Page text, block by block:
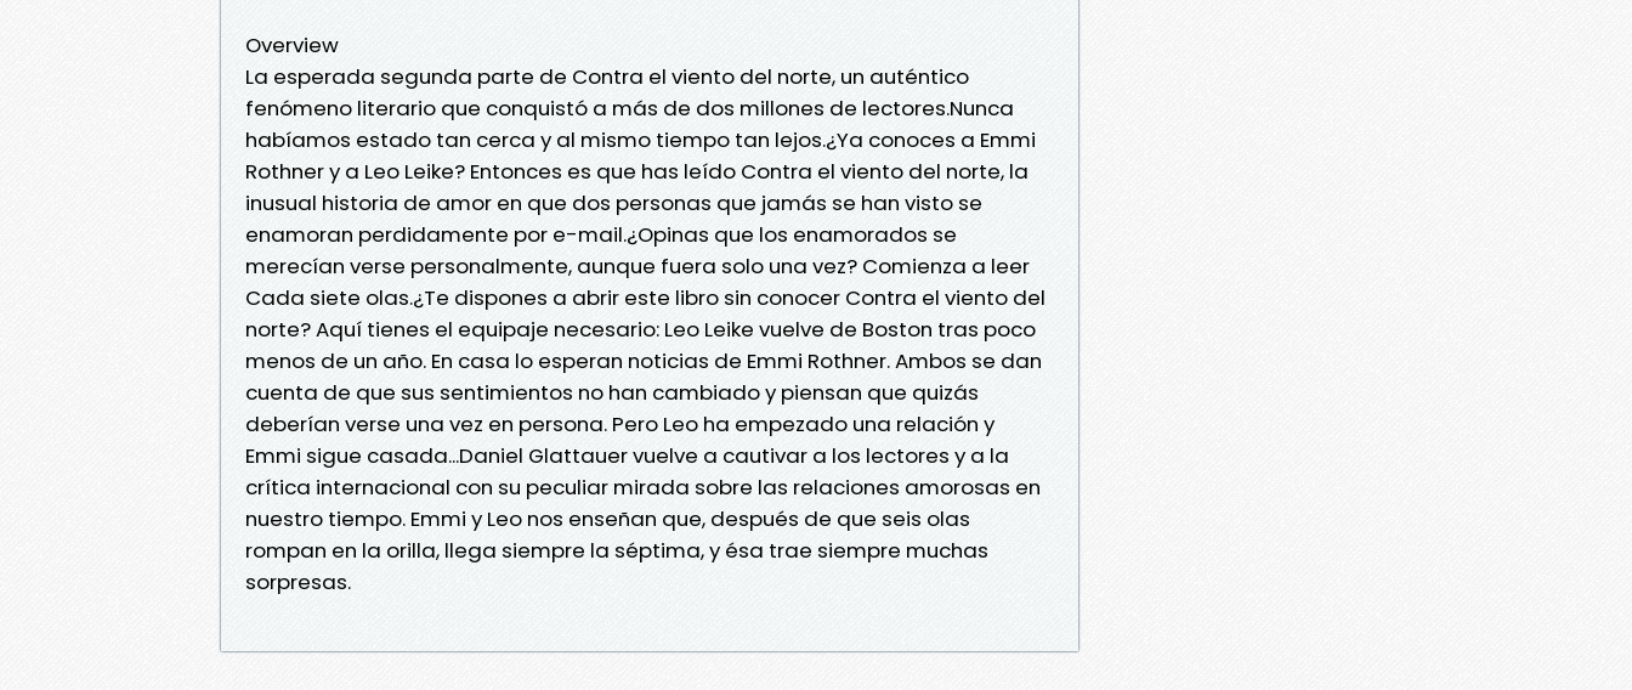
Overview
La esperada segunda parte de Contra el viento del norte, un auténtico
fenómeno literario que conquistó a más de dos millones de lectores.Nunca
habíamos estado tan cerca y al mismo tiempo tan lejos.¿Ya conoces a Emmi
Rothner y a Leo Leike? Entonces es que has leído Contra el viento del norte, la
inusual historia de amor en que dos personas que jamás se han visto se
enamoran perdidamente por e-mail.¿Opinas que los enamorados se
merecían verse personalmente, aunque fuera solo una vez? Comienza a leer
Cada siete olas.¿Te dispones a abrir este libro sin conocer Contra el viento del
norte? Aquí tienes el equipaje necesario: Leo Leike vuelve de Boston tras poco
menos de un año. En casa lo esperan noticias de Emmi Rothner. Ambos se dan
cuenta de que sus sentimientos no han cambiado y piensan que quizás
deberían verse una vez en persona. Pero Leo ha empezado una relación y
Emmi sigue casada...Daniel Glattauer vuelve a cautivar a los lectores y a la
crítica internacional con su peculiar mirada sobre las relaciones amorosas en
nuestro tiempo. Emmi y Leo nos enseñan que, después de que seis olas
rompan en la orilla, llega siempre la séptima, y ésa trae siempre muchas
sorpresas.